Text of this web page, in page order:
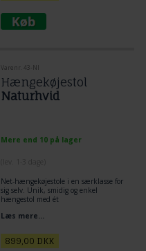
Varenr. 43-NI
Hængekøjestol
Naturhvid
Mere end 10 på lager
Net-hængekøjestole i en særklasse for
sig selv. Unik, smidig og enkel
hængestol med ét
komfortabel og rent velvære.
Læs mere...
899,00 DKK